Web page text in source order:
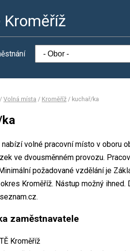
Kroměříž
/ Volná místa / Kroměříž / kuchař/ka
nabízí volné pracovní místo v oboru
ve dvousměnném provozu.
požadované vzdělání je
Kroměříž. Nástup možný
zaměstnavatele
Kroměříž